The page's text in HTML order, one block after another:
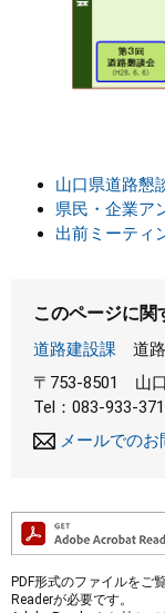
山口県道路懇
県民・企業ア
出前ミーティ
このページに関
道路建設課
道
〒753-8501
山
Tel：083-933-
メールでの
PDF形式のファイルをご
Readerが必要です。